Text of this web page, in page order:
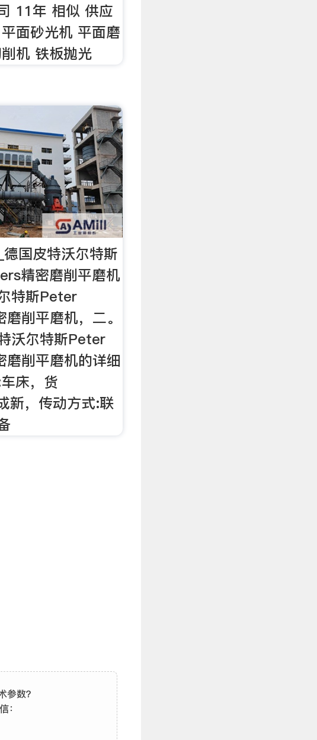
11年 相似 供应
面砂光机 平面磨
机 铁板抛光
国皮特沃尔特斯
精密磨削平磨机
特斯Peter
削平磨机，二。
沃尔特斯Peter
削平磨机的详细
床，货
新，传动方式:联
参数？
：